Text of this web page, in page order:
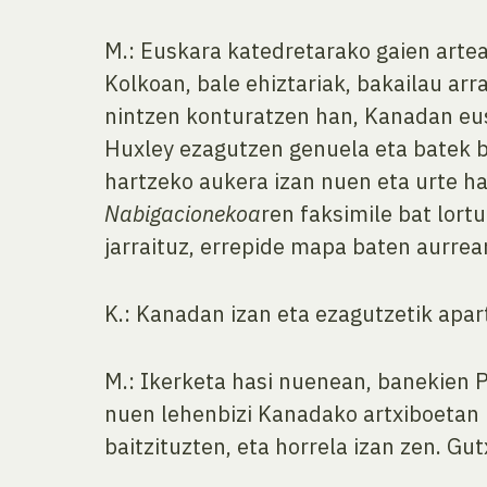
M.: Euskara katedretarako gaien
Kolkoan, bale ehiztariak, bakailau
nintzen konturatzen han, Kanadan
Huxley ezagutzen genuela eta batek
hartzeko aukera izan nuen eta urte
Nabigacionekoaren faksimile bat
jarraituz, errepide mapa baten
K.: Kanadan izan eta ezagutzetik
M.: Ikerketa hasi nuenean, banekien
nuen lehenbizi Kanadako
baitzituzten, eta horrela izan zen.